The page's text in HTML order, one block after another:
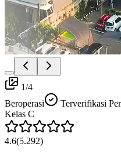
1/4
Beroperasi
Terverifikasi
Kelas C
4.6(5.292)